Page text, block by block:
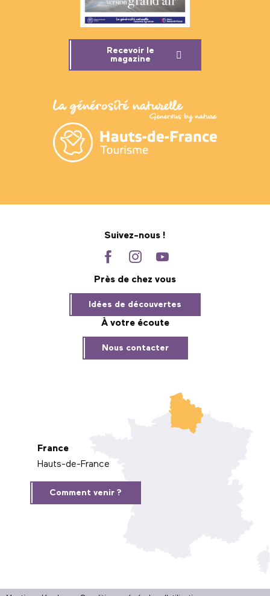
Recevoir le
magazine
Suivez-nous !
Près de chez vous
Idées de découvertes
À votre écoute
Nous contacter
France
Hauts-de-France
Comment venir ?